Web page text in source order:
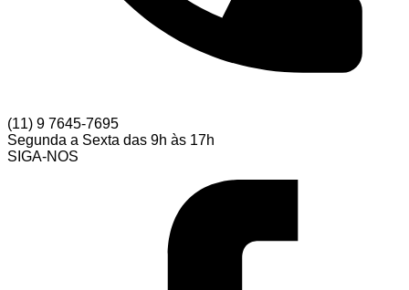
(11) 9 7645-7695
Segunda a Sexta das 9h às 17h
SIGA-NOS